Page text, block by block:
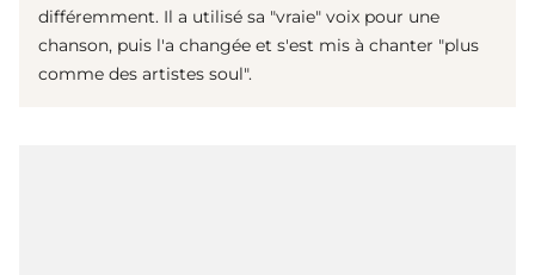
différemment. Il a utilisé sa "vraie" voix pour une
chanson, puis l'a changée et s'est mis à chanter "plus
comme des artistes soul".